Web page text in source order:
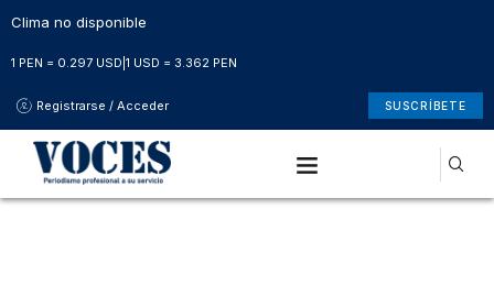
Clima no disponible
1 PEN = 0.297 USD 1 USD = 3.362 PEN
Registrarse / Acceder SUSCRÍBETE